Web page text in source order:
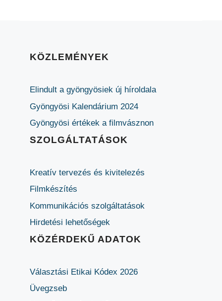
KÖZLEMÉNYEK
Elindult a gyöngyösiek új híroldala
Gyöngyösi Kalendárium 2024
Gyöngyösi értékek a filmvásznon
SZOLGÁLTATÁSOK
Kreatív tervezés és kivitelezés
Filmkészítés
Kommunikációs szolgáltatások
Hirdetési lehetőségek
KÖZÉRDEKŰ ADATOK
Választási Etikai Kódex 2026
Üvegzseb